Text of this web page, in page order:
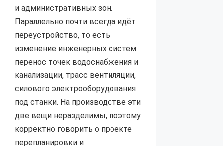
и административных зон.
Параллельно почти всегда идёт
переустройство, то есть
изменение инженерных систем:
перенос точек водоснабжения и
канализации, трасс вентиляции,
силового электрооборудования
под станки. На производстве эти
две вещи неразделимы, поэтому
корректно говорить о проекте
перепланировки и